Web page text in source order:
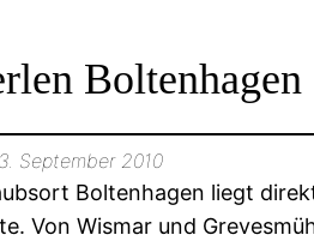
Boltenhagen
September 2010
Boltenhagen liegt
Von Wismar und